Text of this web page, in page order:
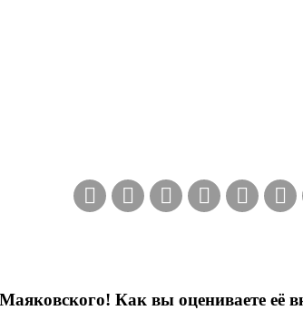
Как вы оцениваете её